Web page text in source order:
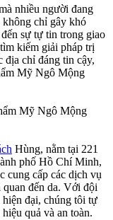
nhiều người đang
chỉ gây khó
sự tự tin trong giao
kiếm giải pháp trị
địa chỉ đáng tin cậy,
Mỹ Ngô Mộng
Mỹ Ngô Mộng
Hùng, nằm tại 221
phố Hồ Chí Minh,
cung cấp các dịch vụ
đến da. Với đội
đại, chúng tôi tự
quả và an toàn.